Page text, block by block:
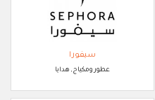
سيفورا
عطور ومكياج, هدايا